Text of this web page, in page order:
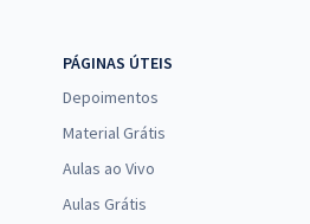
PÁGINAS ÚTEIS
Depoimentos
Material Grátis
Aulas ao Vivo
Aulas Grátis